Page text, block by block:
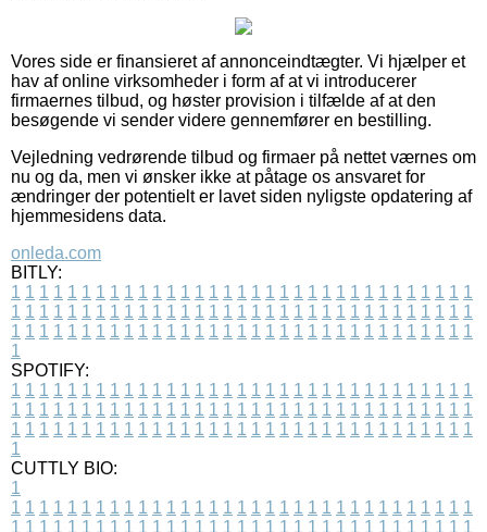
Vores side er finansieret af annonceindtægter. Vi hjælper et
hav af online virksomheder i form af at vi introducerer
firmaernes tilbud, og høster provision i tilfælde af at den
besøgende vi sender videre gennemfører en bestilling.
Vejledning vedrørende tilbud og firmaer på nettet værnes om
nu og da, men vi ønsker ikke at påtage os ansvaret for
ændringer der potentielt er lavet siden nyligste opdatering af
hjemmesidens data.
onleda.com
BITLY:
1 1 1 1 1 1 1 1 1 1 1 1 1 1 1 1 1 1 1 1 1 1 1 1 1 1 1 1 1 1 1 1 1
1 1 1 1 1 1 1 1 1 1 1 1 1 1 1 1 1 1 1 1 1 1 1 1 1 1 1 1 1 1 1 1 1
1 1 1 1 1 1 1 1 1 1 1 1 1 1 1 1 1 1 1 1 1 1 1 1 1 1 1 1 1 1 1 1 1
1
SPOTIFY:
1 1 1 1 1 1 1 1 1 1 1 1 1 1 1 1 1 1 1 1 1 1 1 1 1 1 1 1 1 1 1 1 1
1 1 1 1 1 1 1 1 1 1 1 1 1 1 1 1 1 1 1 1 1 1 1 1 1 1 1 1 1 1 1 1 1
1 1 1 1 1 1 1 1 1 1 1 1 1 1 1 1 1 1 1 1 1 1 1 1 1 1 1 1 1 1 1 1 1
1
CUTTLY BIO:
1
1 1 1 1 1 1 1 1 1 1 1 1 1 1 1 1 1 1 1 1 1 1 1 1 1 1 1 1 1 1 1 1 1
1 1 1 1 1 1 1 1 1 1 1 1 1 1 1 1 1 1 1 1 1 1 1 1 1 1 1 1 1 1 1 1 1